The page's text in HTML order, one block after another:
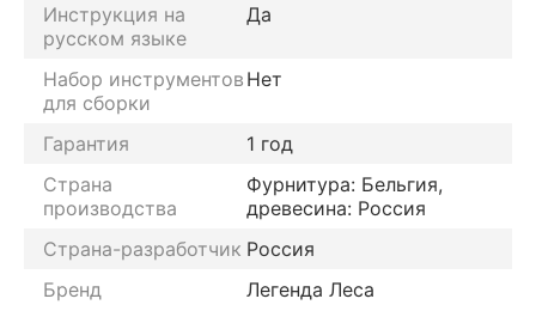
Инструкция на
русском языке
Да
Набор инструментов
для сборки
Нет
Гарантия
1 год
Страна
производства
Фурнитура: Бельгия,
древесина: Россия
Страна-разработчик Россия
Бренд
Легенда Леса